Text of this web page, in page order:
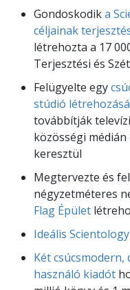
Gondoskodika
céljainak
létrehozta a 17
Terjesztési és
Felügyelte egy
stúdió
továbbítják
közösségi
keresztül
Megtervezte és
négyzetméteres
Flag Épület
Ideális
Két
használó kiadót